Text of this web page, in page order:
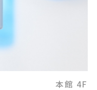
本館 4F